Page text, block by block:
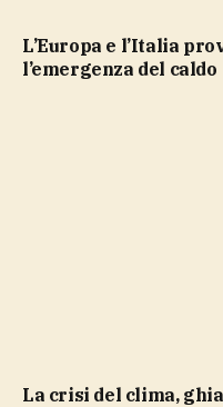
L’Europa e l’Italia provano a resistere contro
l’emergenza del caldo
La crisi del clima,